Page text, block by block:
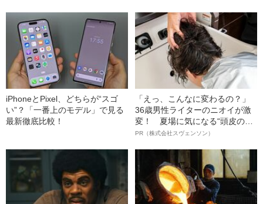
iPhoneとPixel、どちらが“スゴ
い”？「一番上のモデル」で見る
最新徹底比較！
「えっ、こんなに変わるの？」
36歳男性ライターのニオイが激
変！ 夏場に気になる“頭皮のニ
オイ”や“ベタつき”を解消す
ト”が生み出した徹底ケアとは
PR（株式会社スヴェンソン）